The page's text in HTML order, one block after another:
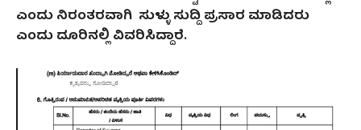
ಎಂದು ನಿರಂತರವಾಗಿ ಸುಳ್ಳು ಸುದ್ದಿ ಪ್ರಸಾರ ಮಾಡಿದರು
ಎಂದು ದೂರಿನಲ್ಲಿ ವಿವರಿಸಿದ್ದಾರೆ.